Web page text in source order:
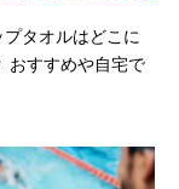
タオルはどこに
おすすめや自宅で